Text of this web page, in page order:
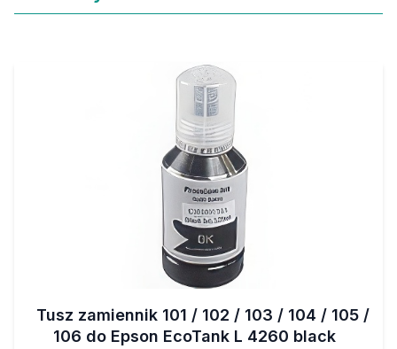
Tusz zamiennik 101 / 102 / 103 / 104 / 105 /
106 do Epson EcoTank L 4260 black